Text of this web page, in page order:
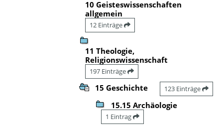
10 Geisteswissenschaften
allgemein
12 Einträge
11 Theologie,
Religionswissenschaft
197 Einträge
15 Geschichte 123 Einträge
15.15 Archäologie
1 Eintrag